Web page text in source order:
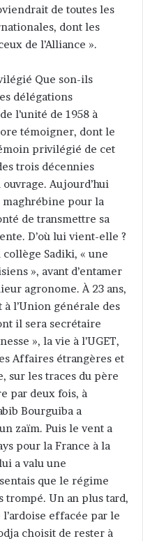
de toutes les
dont les
de l’Alliance ».
Que son-ils
délégations
l’unité de 1958 à
témoigner, dont le
privilégié de cet
trois décennies
Aujourd’hui
maghrébine pour la
de transmettre sa
D’où lui vient-elle ?
collège Sadiki, « une
», avant d’entamer
agronome. À 23 ans,
l’Union générale des
il sera secrétaire
», la vie à l’UGET,
Affaires étrangères et
sur les traces du père
par deux fois, à
Bourguiba a
zaïm. Puis le vent a
pour la France à la
a valu une
que le régime
trompé. Un an plus tard,
effacée par le
choisit de rester à